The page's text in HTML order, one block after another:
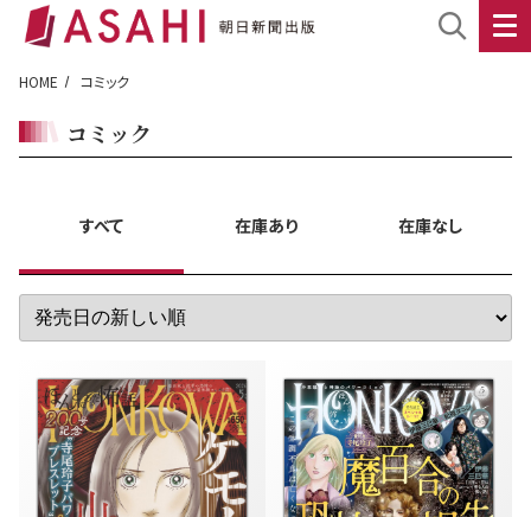
HOME コミック
コミック
すべて 在庫あり 在庫なし